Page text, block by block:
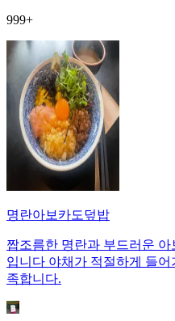
999+
명란아보카도덮밥
짭조름한 명란과 부드러운
입니다 야채가 적절하게 들
족합니다.